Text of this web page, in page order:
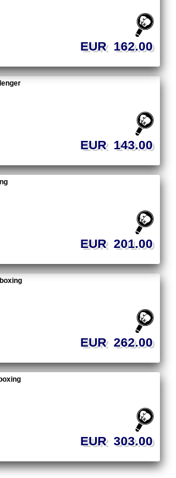
EUR 162.00
EUR 143.00
EUR 201.00
EUR 262.00
EUR 303.00